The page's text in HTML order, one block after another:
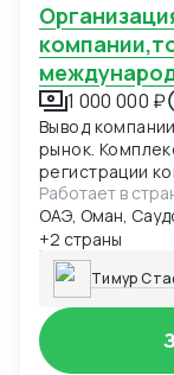
Организация присутствия
1 000 000 ₽
Вывод
рынок.
регистрации
Работает в
ОАЭ, Оман,
+2 страны
Тимур